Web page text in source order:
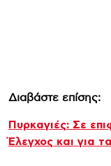
Διαβάστε επίσης:
Πυρκαγιές: Σε
Έλεγχος και για